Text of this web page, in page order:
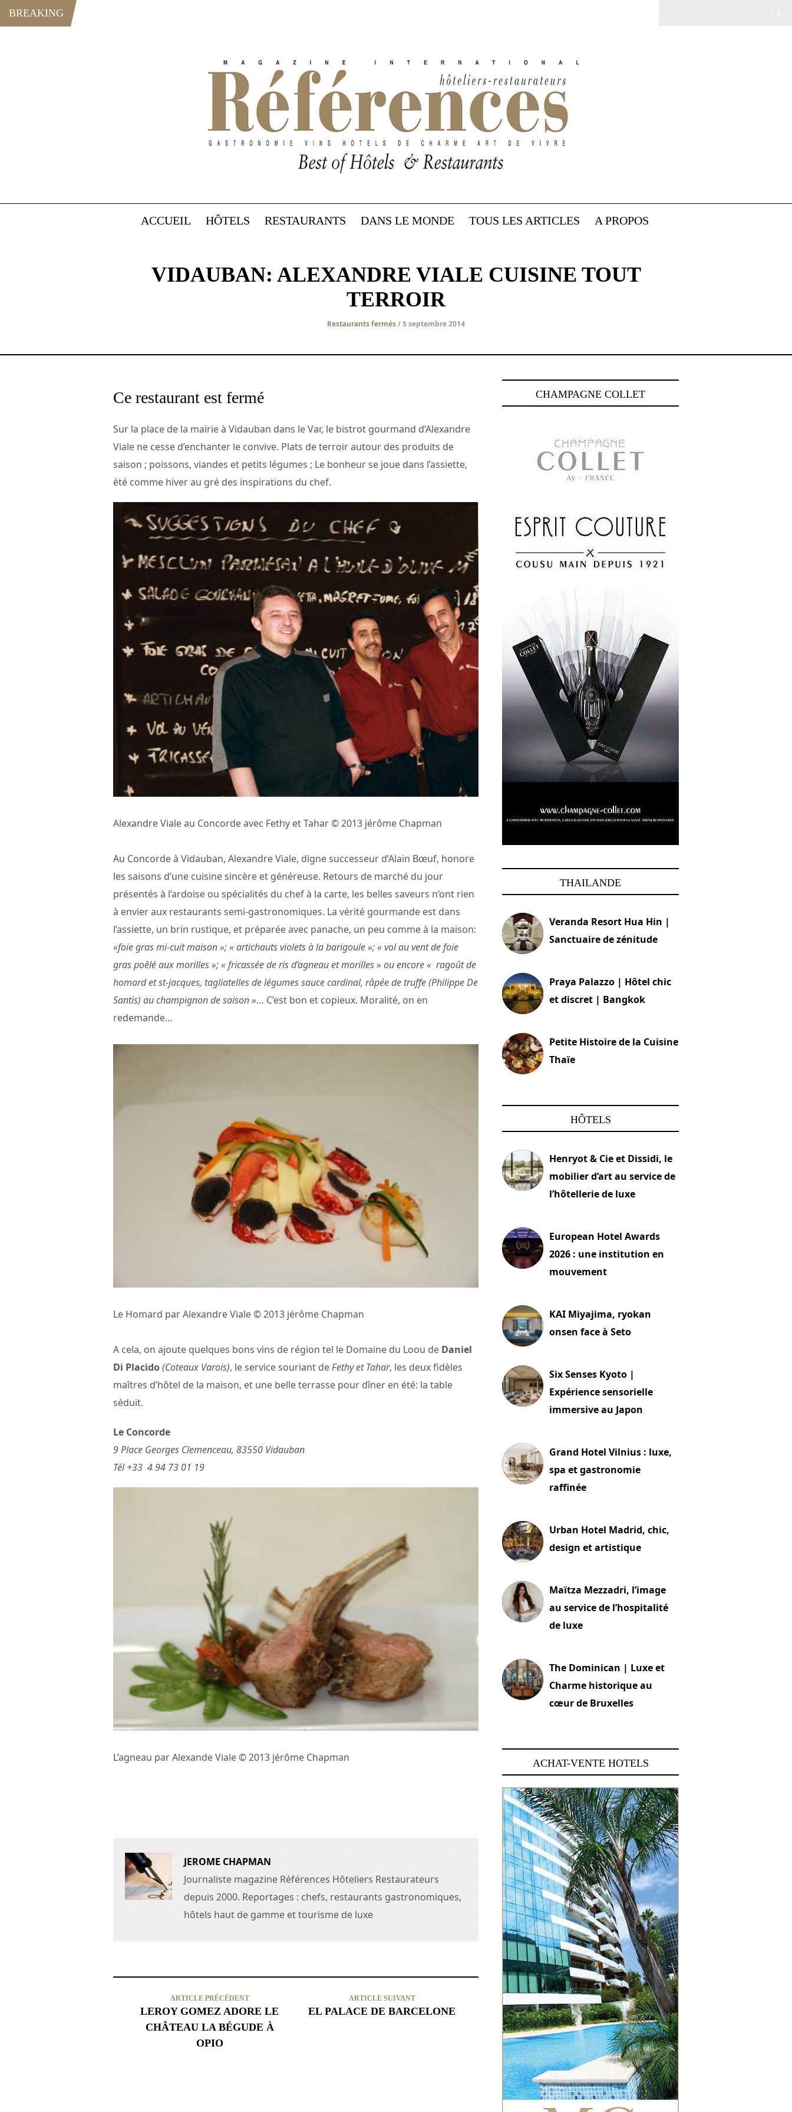
BREAKING
ACCUEIL HÔTELS RESTAURANTS DANS LE MONDE TOUS LES ARTICLES A PROPOS
VIDAUBAN: ALEXANDRE VIALE CUISINE TOUT
TERROIR
Restaurants fermés/ 5 septembre 2014
Ce restaurant est fermé
Sur la place de la mairie à Vidauban dans le Var, le bistrot gourmand d’Alexandre
Viale ne cesse d’enchanter le convive. Plats de terroir autour des produits de
saison ; poissons, viandes et petits légumes ; Le bonheur se joue dans l’assiette,
été comme hiver au gré des inspirations du chef.
Alexandre Viale au Concorde avec Fethy et Tahar © 2013 jérôme Chapman
Au Concorde à Vidauban, Alexandre Viale, digne successeur d’Alain Bœuf, honore
les saisons d’une cuisine sincère et généreuse. Retours de marché du jour
présentés à l’ardoise ou spécialités du chef à la carte, les belles saveurs n’ont rien
à envier aux restaurants semi-gastronomiques. La vérité gourmande est dans
l’assiette, un brin rustique, et préparée avec panache, un peu comme à la maison:
«foie gras mi-cuit maison »; « artichauts violets à la barigoule »; « vol au vent de foie
gras poêlé aux morilles »; « fricassée de ris d’agneau et morilles » ou encore « ragoût de
homard et st-jacques, tagliatelles de légumes sauce cardinal, râpée de truffe (Philippe De
Santis) au champignon de saison »… C’est bon et copieux. Moralité, on en
redemande…
Le Homard par Alexandre Viale © 2013 jérôme Chapman
A cela, on ajoute quelques bons vins de région tel le Domaine du Loou de Daniel
Di Placido(Coteaux Varois), le service souriant deFethy et Tahar, les deux fidèles
maîtres d’hôtel de la maison, et une belle terrasse pour dîner en été: la table
séduit.
Le Concorde
9 Place Georges Clemenceau, 83550 Vidauban
Tél +33 4 94 73 01 19
L’agneau par Alexande Viale © 2013 jérôme Chapman
JEROME CHAPMAN
Journaliste magazine Références Hôteliers Restaurateurs
depuis 2000. Reportages : chefs, restaurants gastronomiques,
hôtels haut de gamme et tourisme de luxe
ARTICLE PRÉCÉDENT
LEROY GOMEZ ADORE LE
CHÂTEAU LA BÉGUDE À
OPIO
ARTICLE SUIVANT
EL PALACE DE BARCELONE
CHAMPAGNE COLLET
THAILANDE
Veranda Resort Hua Hin |
Sanctuaire de zénitude
Praya Palazzo | Hôtel chic
et discret | Bangkok
Petite Histoire de la Cuisine
Thaïe
HÔTELS
Henryot & Cie et Dissidi, le
mobilier d’art au service de
l’hôtellerie de luxe
European Hotel Awards
2026 : une institution en
mouvement
KAI Miyajima, ryokan
onsen face à Seto
Six Senses Kyoto |
Expérience sensorielle
immersive au Japon
Grand Hotel Vilnius : luxe,
spa et gastronomie
raffinée
Urban Hotel Madrid, chic,
design et artistique
Maïtza Mezzadri, l’image
au service de l’hospitalité
de luxe
The Dominican | Luxe et
Charme historique au
cœur de Bruxelles
ACHAT-VENTE HOTELS